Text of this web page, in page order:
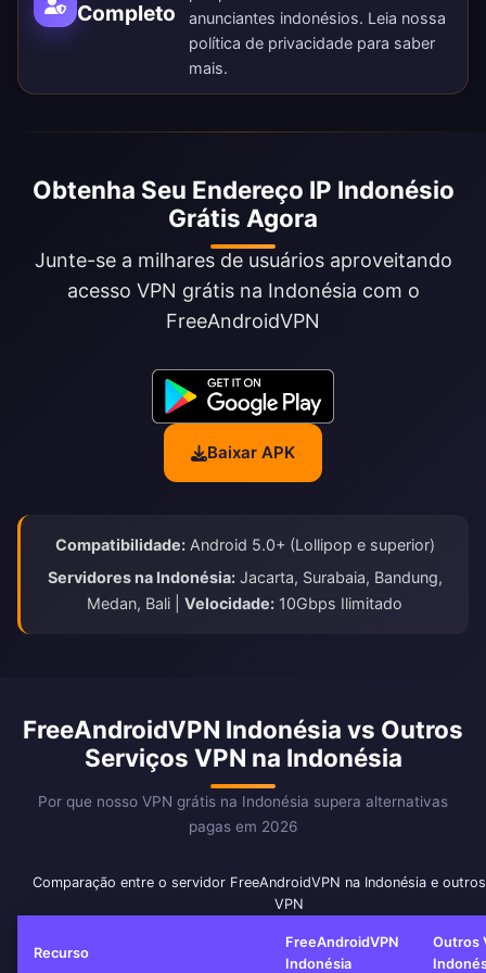
Completo
anunciantes indonésios. Leia nossa
política de privacidade para saber
mais.
Obtenha Seu Endereço IP Indonésio
Grátis Agora
Junte-se a milhares de usuários aproveitando
acesso VPN grátis na Indonésia com o
FreeAndroidVPN
Baixar APK
Compatibilidade:Android 5.0+ (Lollipop e superior)
Servidores na Indonésia:Jacarta, Surabaia, Bandung,
Medan, Bali | Velocidade: 10Gbps Ilimitado
FreeAndroidVPN Indonésia vs Outros
Serviços VPN na Indonésia
Por que nosso VPN grátis na Indonésia supera alternativas
pagas em 2026
Comparação entre o servidor FreeAndroidVPN na Indonésia e
VPN
Recurso
FreeAndroidVPN
Indonésia
Outros